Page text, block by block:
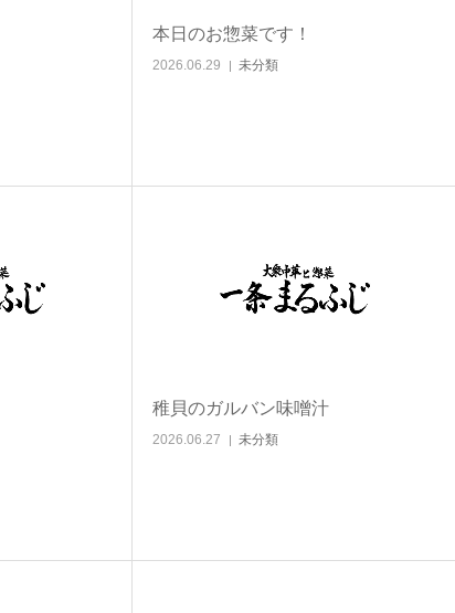
本日のお惣菜です！
2026.06.29 未分類
稚貝のガルバン味噌汁
2026.06.27 未分類